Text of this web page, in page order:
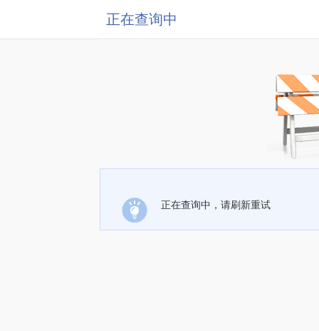
正在查询中
正在查询中，请刷新重试